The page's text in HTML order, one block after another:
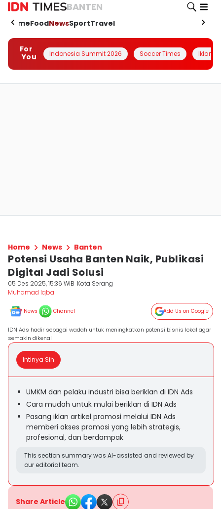
BANTEN
HomeFoodNewsSportTravel
For
You
Indonesia Summit 2026 Soccer Times Iklanin
Home News Banten
Potensi Usaha Banten Naik, Publikasi
Digital Jadi Solusi
05 Des 2025, 15:36 WIB Kota Serang
Muhamad Iqbal
News Channel Add Us on Google
IDN Ads hadir sebagai wadah untuk meningkatkan potensi bisnis lokal agar
semakin dikenal
Intinya Sih
UMKM dan pelaku industri bisa beriklan di IDN Ads
Cara mudah untuk mulai beriklan di IDN Ads
Pasang iklan artikel promosi melalui IDN Ads
memberi akses promosi yang lebih strategis,
profesional, dan berdampak
This section summary was AI-assisted and reviewed by
our editorial team.
Share Article